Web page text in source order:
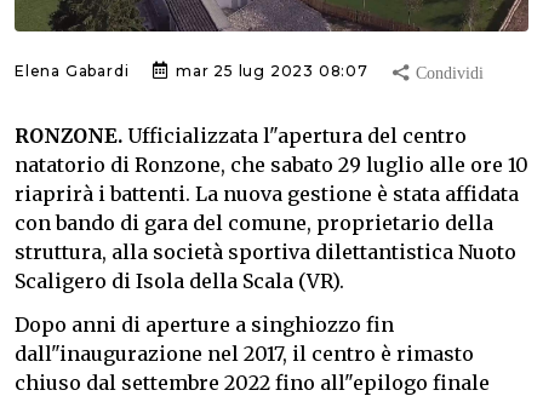
Elena Gabardi mar 25 lug 2023 08:07
RONZONE. Ufficializzata l"apertura del centro
natatorio di Ronzone, che sabato 29 luglio alle ore 10
riaprirà i battenti. La nuova gestione è stata affidata
con bando di gara del comune, proprietario della
struttura, alla società sportiva dilettantistica Nuoto
Scaligero di Isola della Scala (VR).
Dopo anni di aperture a singhiozzo fin
dall"inaugurazione nel 2017, il centro è rimasto
chiuso dal settembre 2022 fino all"epilogo finale